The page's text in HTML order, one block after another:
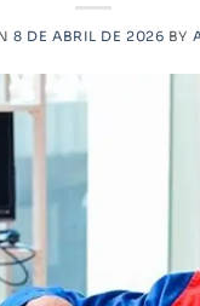
8 DE ABRIL DE 2026 BY